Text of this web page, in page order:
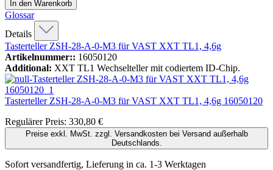
In den Warenkorb
Glossar
Details
Tasterteller ZSH-28-A-0-M3 für VAST XXT TL1, 4,6g
Artikelnummer:: 16050120
Additional: XXT TL1 Wechselteller mit codiertem ID-Chip.
Tasterteller ZSH-28-A-0-M3 für VAST XXT TL1, 4,6g 16050120
Regulärer Preis: 330,80 €
Preise exkl. MwSt. zzgl. Versandkosten bei Versand außerhalb
Deutschlands.
Sofort versandfertig, Lieferung in ca. 1-3 Werktagen